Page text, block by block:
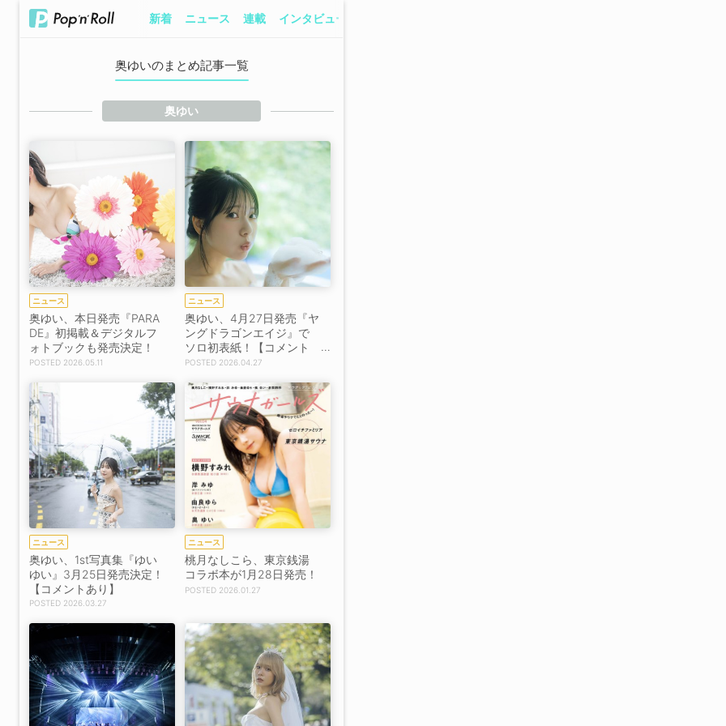
新着 ニュース 連載 インタビュー
奥ゆいのまとめ記事一覧
奥ゆい
ニュース
奥ゆい、本日発売『PARA
DE』初掲載＆デジタルフ
ォトブックも発売決定！
2026.05.11
ニュース
奥ゆい、4月27日発売『ヤ
ングドラゴンエイジ』で
ソロ初表紙！【コメント
あり】 2026.04.27
ニュース
奥ゆい、1st写真集『ゆい
ゆい』3月25日発売決定！
【コメントあり】
2026.03.27
ニュース
桃月なしこら、東京銭湯
コラボ本が1月28日発売！
2026.01.27